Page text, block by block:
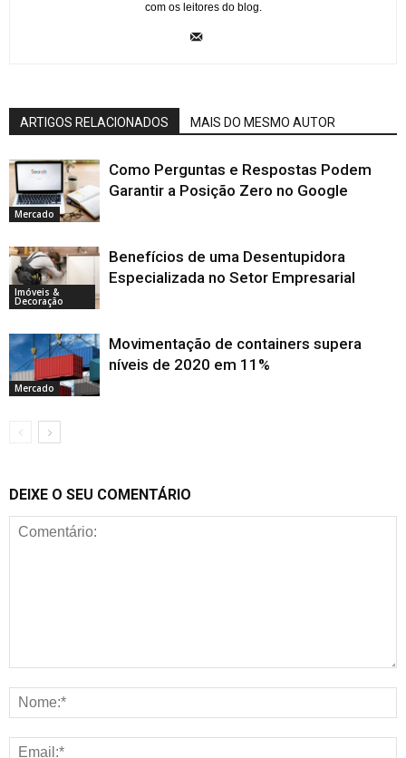
com os leitores do blog.
ARTIGOS RELACIONADOS MAIS DO MESMO AUTOR
Mercado
Como Perguntas e Respostas Podem
Garantir a Posição Zero no Google
Imóveis &
Decoração
Benefícios de uma Desentupidora
Especializada no Setor Empresarial
Mercado
Movimentação de containers supera
níveis de 2020 em 11%
DEIXE O SEU COMENTÁRIO